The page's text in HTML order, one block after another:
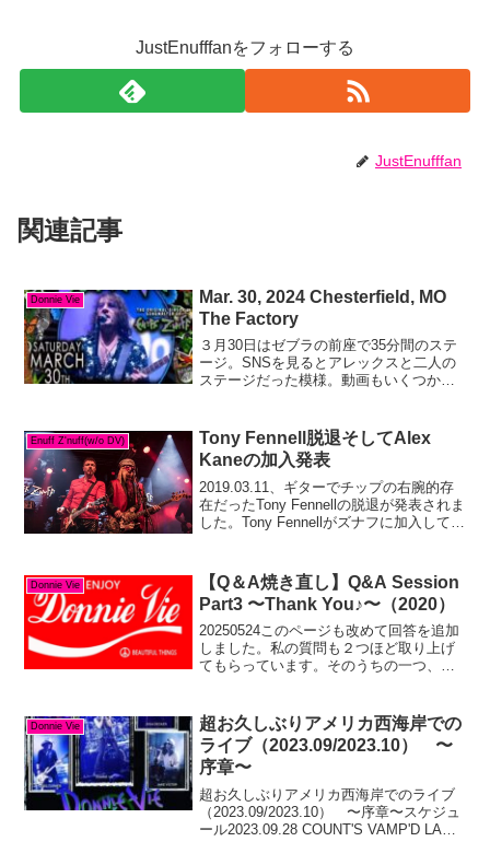
JustEnufffanをフォローする
JustEnufffan
関連記事
Donnie Vie
Mar. 30, 2024 Chesterfield, MO
The Factory
３月30日はゼブラの前座で35分間のステ
ージ。SNSを見るとアレックスと二人の
ステージだった模様。動画もいくつか上
ー。おめでとうございます。今年もいい
誕生日になりまし...
Enuff Z'nuff(w/o DV)
Tony Fennell脱退そしてAlex
Kaneの加入発表
2019.03.11、ギターでチップの右腕的存
在だったTony Fennellの脱退が発表されま
した。Tony Fennellがズナフに加入してか
ましたので、この脱退は...
Donnie Vie
【Q＆A焼き直し】Q&A Session
Part3 〜Thank You♪〜（2020）
20250524このページも改めて回答を追加
しました。私の質問も２つほど取り上げ
てもらっています。そのうちの一つ、デ
Part3Q&A SessionのPart３来て...
Donnie Vie
超お久しぶりアメリカ西海岸での
ライブ（2023.09/2023.10） 〜
序章〜
超お久しぶりアメリカ西海岸でのライブ
（2023.09/2023.10） 〜序章〜スケジュ
ール2023.09.28 COUNT'S VAMP'D LAS